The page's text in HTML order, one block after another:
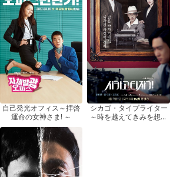
自己発光オフィス～拝啓
運命の女神さま! ～
シカゴ・タイプライター
～時を越えてきみを想う